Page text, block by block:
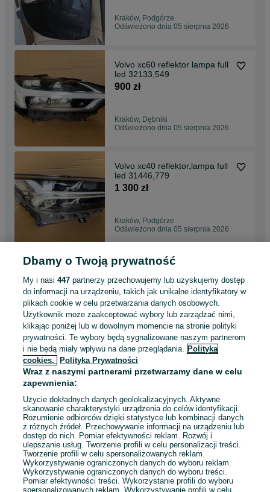
Kraków, Podgórze
Odświeżono dnia 05 sierpnia 2026
Volvo xc60 reflektor lampa full
led 32133,549
900 zł
Kraków, Dębniki
Odświeżono dnia 05 sierpnia 2026
Volvo xc40 reflektor,lampa full
led 31446,779
1 300 zł
Kraków, Podgórze
Odświeżono dnia 05 sierpnia 2026
Zawieszenie tył sanki volvo
xc90,xc60 2.0 T6,T8 hybryda
32315,792
5 900 zł
Kraków, Dębniki
Odświeżono dnia 05 sierpnia 2026
Licznik Volvo V60 XC60 S60
TFT cyfrowy
Kraków, Łagiewniki-Borek Fałęcki
Odświeżono dnia 05 sierpnia 2026
1 ... 4 ... 49
Dbamy o Twoją prywatność
My i nasi447 partnerzy przechowujemy lub uzyskujemy dostęp
do informacji na urządzeniu, takich jak unikalne identyfikatory w
plikach cookie w celu przetwarzania danych osobowych.
Użytkownik może zaakceptować wybory lub zarządzać nimi,
klikając poniżej lub w dowolnym momencie na stronie polityki
prywatności. Te wybory będą sygnalizowane naszym partnerom
i nie będą miały wpływu na dane przeglądania. Polityka
cookies,
Polityka Prywatności
Wraz z naszymi partnerami przetwarzamy dane w celu
zapewnienia:
Użycie dokładnych danych geolokalizacyjnych. Aktywne
skanowanie charakterystyki urządzenia do celów identyfikacji.
Rozumienie odbiorców dzięki statystyce lub kombinacji danych
z różnych źródeł. Przechowywanie informacji na urządzeniu lub
dostęp do nich. Pomiar efektywności reklam. Rozwój i
ulepszanie usług. Tworzenie profili w celu personalizacji treści.
Tworzenie profili w celu spersonalizowanych reklam.
Wykorzystywanie ograniczonych danych do wyboru reklam.
Wykorzystywanie ograniczonych danych do wyboru treści.
Pomiar efektywności treści. Wykorzystanie profili do wyboru
spersonalizowanych reklam. Wykorzystywanie profili w celu